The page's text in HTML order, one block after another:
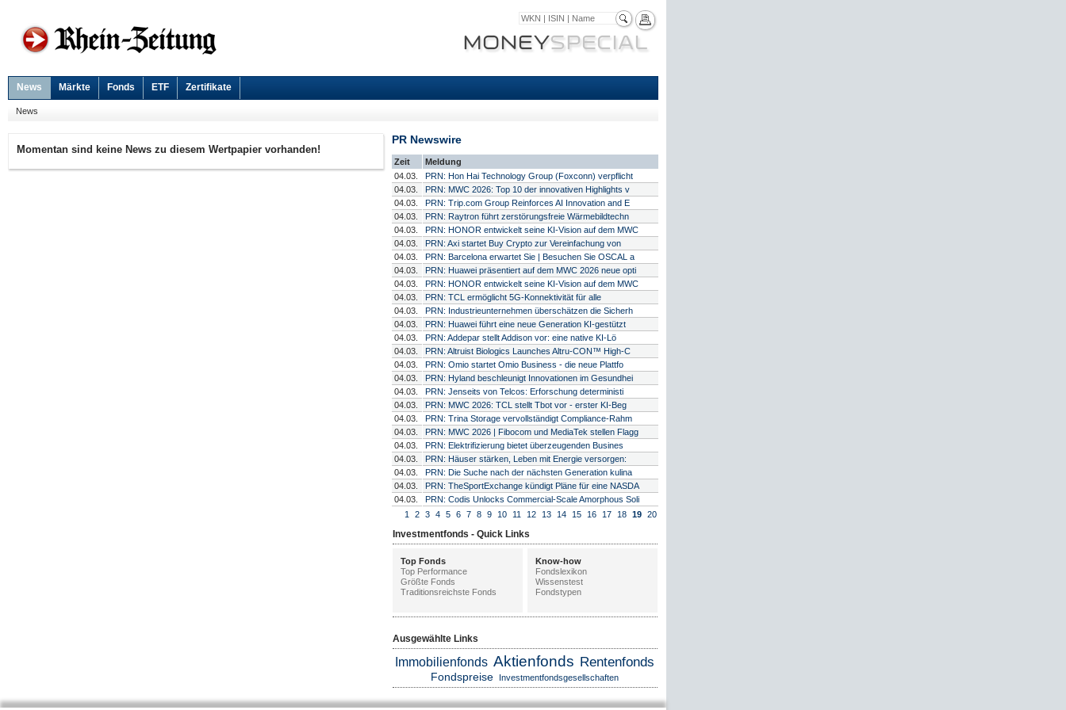
News Märkte Fonds ETF Zertifikate
News
Momentan sind keine News zu diesem Wertpapier vorhanden!
PR Newswire
Zeit
Meldung
04.03.
PRN: Hon Hai Technology Group (Foxconn) verpflicht
04.03.
PRN: MWC 2026: Top 10 der innovativen Highlights v
04.03.
PRN: Trip.com Group Reinforces AI Innovation and E
04.03.
PRN: Raytron führt zerstörungsfreie Wärmebildtechn
04.03.
PRN: HONOR entwickelt seine KI-Vision auf dem MWC
04.03.
PRN: Axi startet Buy Crypto zur Vereinfachung von
04.03.
PRN: Barcelona erwartet Sie | Besuchen Sie OSCAL a
04.03.
PRN: Huawei präsentiert auf dem MWC 2026 neue opti
04.03.
PRN: HONOR entwickelt seine KI-Vision auf dem MWC
04.03.
PRN: TCL ermöglicht 5G-Konnektivität für alle
04.03.
PRN: Industrieunternehmen überschätzen die Sicherh
04.03.
PRN: Huawei führt eine neue Generation KI-gestützt
04.03.
PRN: Addepar stellt Addison vor: eine native KI-Lö
04.03.
PRN: Altruist Biologics Launches Altru-CON™ High-C
04.03.
PRN: Omio startet Omio Business - die neue Plattfo
04.03.
PRN: Hyland beschleunigt Innovationen im Gesundhei
04.03.
PRN: Jenseits von Telcos: Erforschung deterministi
04.03.
PRN: MWC 2026: TCL stellt Tbot vor - erster KI-Beg
04.03.
PRN: Trina Storage vervollständigt Compliance-Rahm
04.03.
PRN: MWC 2026 | Fibocom und MediaTek stellen Flagg
04.03.
PRN: Elektrifizierung bietet überzeugenden Busines
04.03.
PRN: Häuser stärken, Leben mit Energie versorgen:
04.03.
PRN: Die Suche nach der nächsten Generation kulina
04.03.
PRN: TheSportExchange kündigt Pläne für eine NASDA
04.03.
PRN: Codis Unlocks Commercial-Scale Amorphous Soli
1
2 3 4 5 6 7 8 9 10 11 12 13 14 15 16 17 18 19 20
Investmentfonds - Quick Links
Top Fonds
Top Performance
Größte Fonds
Traditionsreichste Fonds
Know-how
Fondslexikon
Wissenstest
Fondstypen
Ausgewählte Links
Immobilienfonds Aktienfonds Rentenfonds
Fondspreise Investmentfondsgesellschaften